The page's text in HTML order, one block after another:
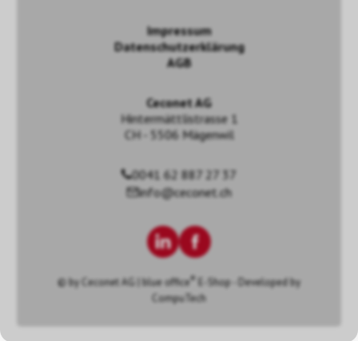
Impressum
Datenschutzerklärung
AGB
Ceconet AG
Hintermättlistrasse 1
CH - 5506 Mägenwil
0041 62 887 27 37
info@ceconet.ch
© by Ceconet AG blue office ®
E-Shop - Developed by
CompuTech